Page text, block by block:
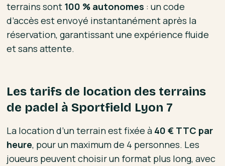
terrains sont 100 % autonomes : un code
d’accès est envoyé instantanément après la
réservation, garantissant une expérience fluide
et sans attente.
Les tarifs de location des terrains
de padel à Sportfield Lyon 7
La location d’un terrain est fixée à 40 € TTC par
heure, pour un maximum de 4 personnes. Les
joueurs peuvent choisir un format plus long, avec